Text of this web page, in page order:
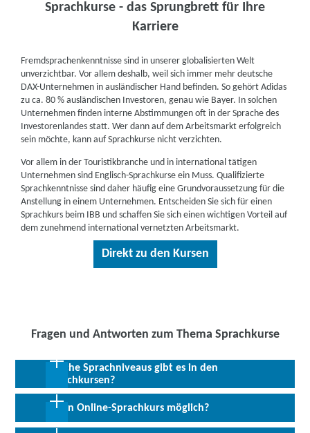
Sprachkurse - das Sprungbrett für Ihre
Karriere
Fremdsprachenkenntnisse sind in unserer globalisierten Welt
unverzichtbar. Vor allem deshalb, weil sich immer mehr deutsche
DAX-Unternehmen in ausländischer Hand befinden. So gehört Adidas
zu ca. 80 % ausländischen Investoren, genau wie Bayer. In solchen
Unternehmen finden interne Abstimmungen oft in der Sprache des
Investorenlandes statt. Wer dann auf dem Arbeitsmarkt erfolgreich
sein möchte, kann auf Sprachkurse nicht verzichten.
Vor allem in der Touristikbranche und in international tätigen
Unternehmen sind Englisch-Sprachkurse ein Muss. Qualifizierte
Sprachkenntnisse sind daher häufig eine Grundvoraussetzung für die
Anstellung in einem Unternehmen. Entscheiden Sie sich für einen
Sprachkurs beim IBB und schaffen Sie sich einen wichtigen Vorteil auf
dem zunehmend international vernetzten Arbeitsmarkt.
Direkt zu den Kursen
Fragen und Antworten zum Thema Sprachkurse
Welche Sprachniveaus gibt es in den
Sprachkursen?
Je nach individuellem Wissensstand können Sie Ihre Weiterbildung
in Sprachen mit unterschiedlichen Sprachniveaus absolvieren. Von
Ist ein Online-Sprachkurs möglich?